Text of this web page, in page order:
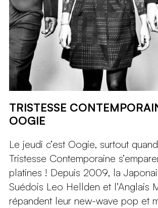
TRISTESSE
OOGIE
Le jeudi c’est Oogie, surtout
Tristesse Contemporaine
platines ! Depuis 2009, la
Suédois Leo Hellden et l’Anglais
répandent leur new-wave pop et